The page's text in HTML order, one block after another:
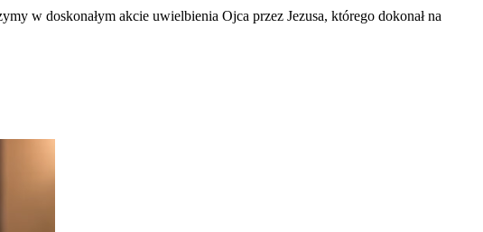
w doskonałym akcie uwielbienia Ojca przez Jezusa, którego dokonał na